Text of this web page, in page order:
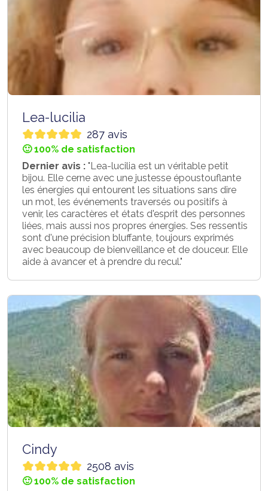
Lea-lucilia
287 avis
🙂 100% de satisfaction
Dernier avis : "Lea-lucilia est un véritable petit
bijou. Elle cerne avec une justesse époustouflante
les énergies qui entourent les situations sans dire
un mot, les événements traversés ou positifs à
venir, les caractères et états d'esprit des personnes
liées, mais aussi nos propres énergies. Ses ressentis
sont d'une précision bluffante, toujours exprimés
avec beaucoup de bienveillance et de douceur. Elle
aide à avancer et à prendre du recul."
Cindy
2508 avis
🙂 100% de satisfaction